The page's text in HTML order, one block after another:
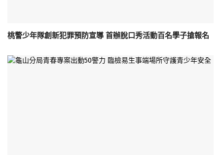
桃警少年隊創新犯罪預防宣導 首辦脫口秀活動百名學子搶報名